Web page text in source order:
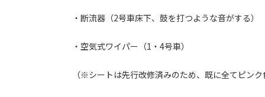
・断流器（2号車床下、鼓を打つような音がする）
・空気式ワイパー（1・4号車）
（※シートは先行改修済みのため、既に全てピンク